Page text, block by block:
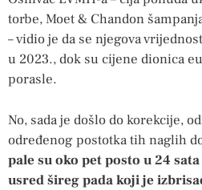
torbe, Moet & Chandon
– vidio je da se njegova
u 2023., dok su cijene dionica
porasle.
No, sada je došlo do korekcije,
određenog postotka tih naglih
pale su oko pet posto u 24
usred šireg pada koji je